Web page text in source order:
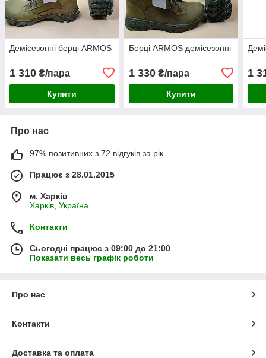
Демісезонні берці ARMOS
1 310 ₴/пара
Купити
Берці ARMOS демісезонні
1 330₴/пара
Купити
1
Про нас
97% позитивних з 72 відгуків за рік
Працює з 28.01.2015
м. Харків
Харків, Україна
Контакти
Сьогодні працює з 09:00 до 21:00
Показати весь графік роботи
Про нас
Контакти
Доставка та оплата